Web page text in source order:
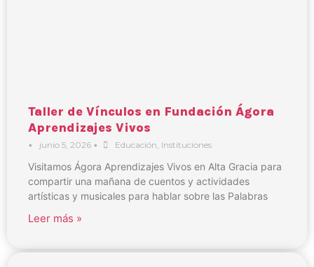
Taller de Vínculos en Fundación Ágora
Aprendizajes Vivos
• junio 5, 2026 • Educación, Instituciones
Visitamos Ágora Aprendizajes Vivos en Alta Gracia para
compartir una mañana de cuentos y actividades
artísticas y musicales para hablar sobre las Palabras
Leer más »